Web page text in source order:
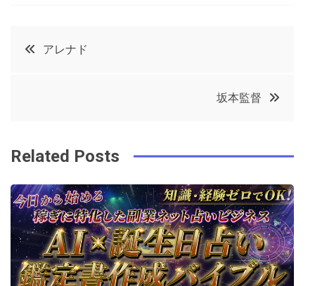
k
t
投
ビ
ゲ
ー
シ
アレナド
坂本監督
Related Posts